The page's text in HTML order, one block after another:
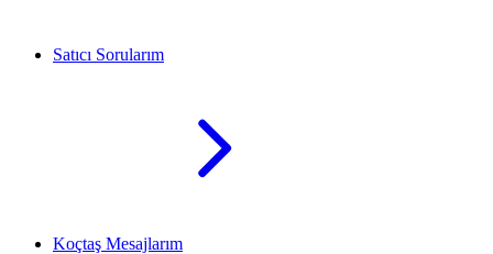
Satıcı Sorularım
Koçtaş Mesajlarım